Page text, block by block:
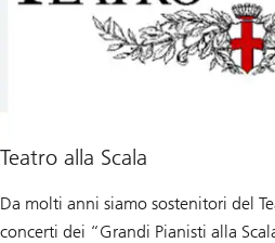
Teatro alla Scala
Da molti anni siamo sostenitori del
concerti dei “Grandi Pianisti alla